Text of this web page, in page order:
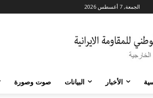
الجمعة, 7 أغسطس 2026
الأخبار البيانات صوت وصورة